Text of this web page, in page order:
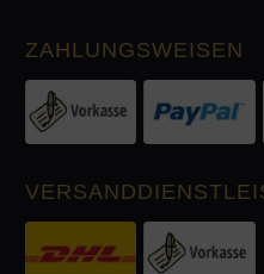
ZAHLUNGSWEISEN